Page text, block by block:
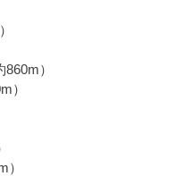
）
）